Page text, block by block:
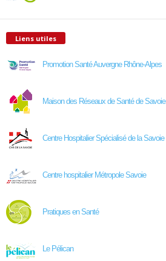
Liens utiles
Promotion Santé Auvergne Rhône-Alpes
Maison des Réseaux de Santé de Savoie
Centre Hospitalier Spécialisé de la Savoie
Centre hospitalier Métropole Savoie
Pratiques en Santé
Le Pélican